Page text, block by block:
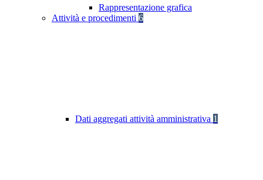
Rappresentazione grafica
Attività e procedimenti 6
Dati aggregati attività amministrativa 1